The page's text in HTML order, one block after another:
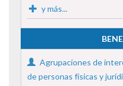
y más...
Agrupaciones de
de personas físicas y